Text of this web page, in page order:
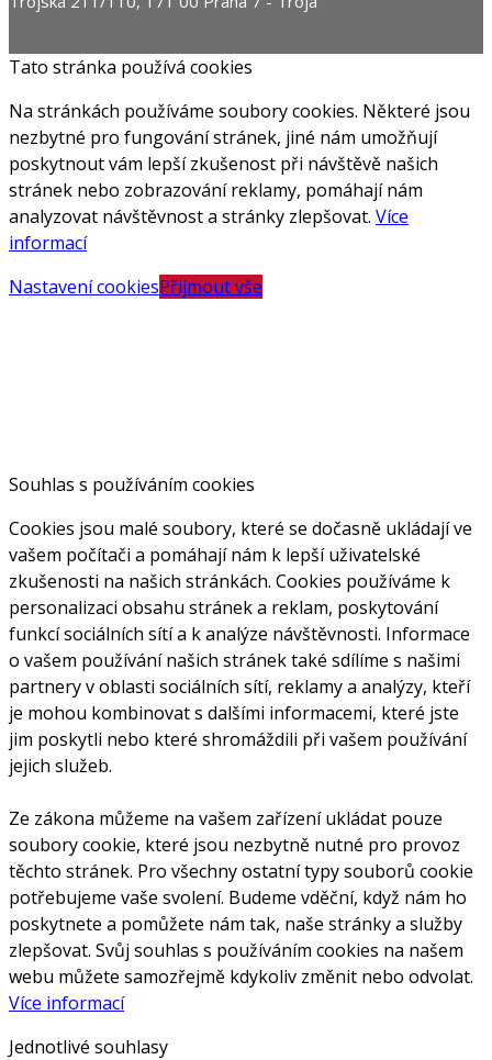
Tato stránka používá cookies
Na stránkách používáme soubory cookies. Některé jsou
nezbytné pro fungování stránek, jiné nám umožňují
poskytnout vám lepší zkušenost při návštěvě našich
stránek nebo zobrazování reklamy, pomáhají nám
analyzovat návštěvnost a stránky zlepšovat. Více
informací
Nastavení cookiesPřijmout vše
Souhlas s používáním cookies
Cookies jsou malé soubory, které se dočasně ukládají ve
vašem počítači a pomáhají nám k lepší uživatelské
zkušenosti na našich stránkách. Cookies používáme k
personalizaci obsahu stránek a reklam, poskytování
funkcí sociálních sítí a k analýze návštěvnosti. Informace
o vašem používání našich stránek také sdílíme s našimi
partnery v oblasti sociálních sítí, reklamy a analýzy, kteří
je mohou kombinovat s dalšími informacemi, které jste
jim poskytli nebo které shromáždili při vašem používání
jejich služeb.
Ze zákona můžeme na vašem zařízení ukládat pouze
soubory cookie, které jsou nezbytně nutné pro provoz
těchto stránek. Pro všechny ostatní typy souborů cookie
potřebujeme vaše svolení. Budeme vděční, když nám ho
poskytnete a pomůžete nám tak, naše stránky a služby
zlepšovat. Svůj souhlas s používáním cookies na našem
webu můžete samozřejmě kdykoliv změnit nebo odvolat.
Více informací
Jednotlivé souhlasy